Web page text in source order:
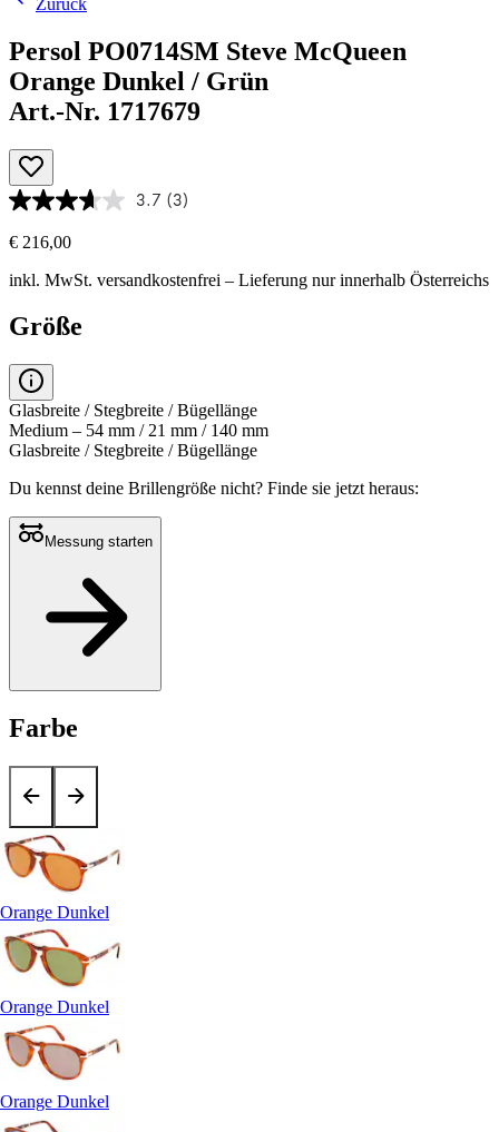
Persol PO0714SM Steve McQueen
Orange Dunkel / Grün
Art.-Nr. 1717679
3.7 (3)
€ 216,00
inkl. MwSt. versandkostenfrei – Lieferung nur innerhalb Österreichs
Größe
Glasbreite / Stegbreite / Bügellänge
Medium – 54 mm / 21 mm / 140 mm
Glasbreite / Stegbreite / Bügellänge
Du kennst deine Brillengröße nicht? Finde sie jetzt heraus:
Messung starten
Farbe
Orange Dunkel
Orange Dunkel
Orange Dunkel